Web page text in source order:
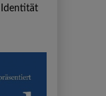
Identität